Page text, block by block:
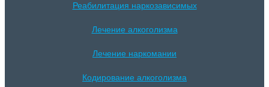
Реабилитация наркозависимых
Лечение алкоголизма
Лечение наркомании
Кодирование алкоголизма